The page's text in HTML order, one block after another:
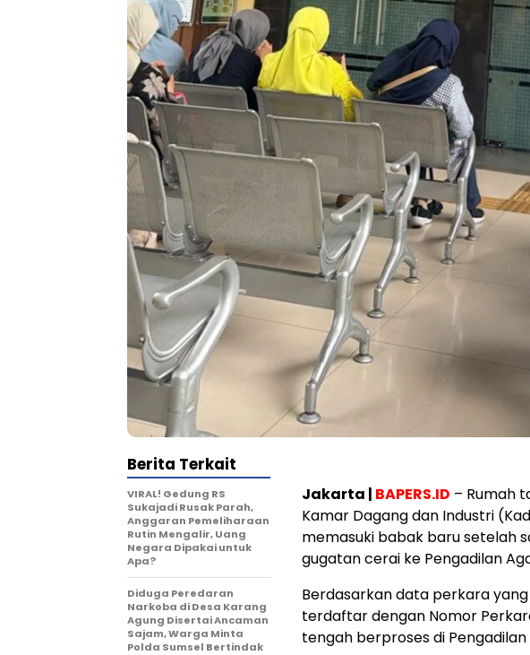
Jakarta | BAPERS.ID – Rumah
Kamar Dagang dan Industri
memasuki babak baru setelah
gugatan cerai ke Pengadilan
Berdasarkan data perkara
terdaftar dengan Nomor
tengah berproses di
Berita Terkait
VIRAL! Gedung RS
Sukajadi Rusak Parah,
Anggaran Pemeliharaan
Rutin Mengalir, Uang
Negara Dipakai untuk
Apa?
Diduga Peredaran
Narkoba di Desa Karang
Agung Disertai Ancaman
Sajam, Warga Minta
Polda Sumsel Bertindak